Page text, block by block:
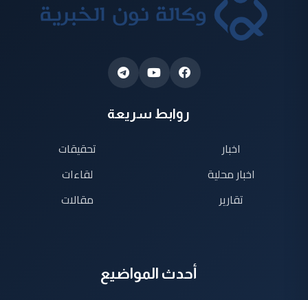
روابط سريعة
اخبار
اخبار محلية
تقارير
تحقيقات
لقاءات
مقالات
أحدث المواضيع